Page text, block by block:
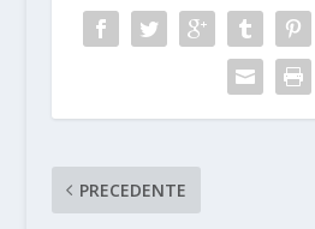
PRECEDENTE